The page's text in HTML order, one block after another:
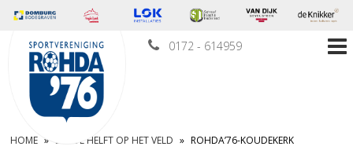
0172 - 614959
HOME » DERDE HELFT OP HET VELD » ROHDA’76-KOUDEKERK